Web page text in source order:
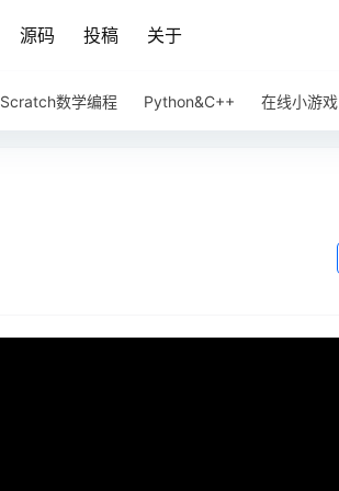
源码 投稿 关于
Scratch数学编程 Python&C++ 在线小游戏